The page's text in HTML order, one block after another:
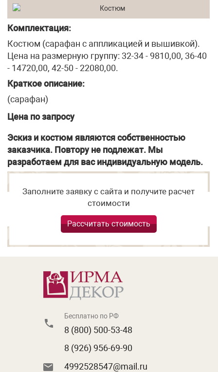
Комплектация:
Костюм (сарафан с аппликацией и вышивкой).
Цена на размерную группу: 32-34 - 9810,00, 36-40
- 14720,00, 42-50 - 22080,00.
Краткое описание:
(сарафан)
Цена по запросу
Эскиз и костюм являются собственностью
заказчика. Повтору не подлежат. Мы
разработаем для вас индивидуальную модель.
Заполните заявку с сайта и получите расчет
стоимости
Рассчитать стоимость
Бесплатно по РФ
8 (800) 500-53-48
8 (926) 956-69-90
4992528547@mail.ru